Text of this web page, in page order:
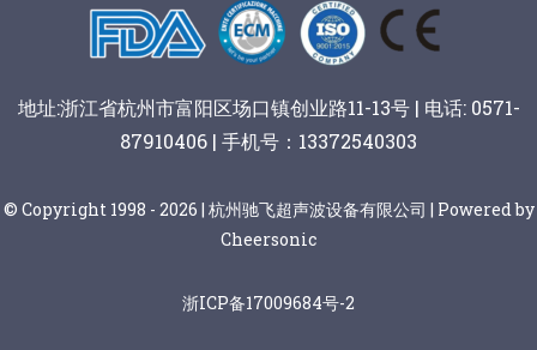
地址:浙江省杭州市富阳区场口镇创业路11-13号 | 电话: 0571-
87910406 | 手机号：13372540303
© Copyright 1998 - 2026 | 杭州驰飞超声波设备有限公司 | Powered by
Cheersonic
浙ICP备17009684号-2